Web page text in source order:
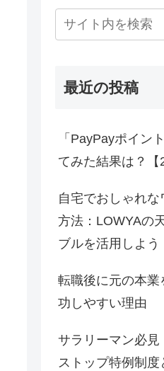
最近の投稿
「PayPayポイン
てみた結果は？【
自宅でおしゃれ
方法：LOWYAの
ブルを活用しよう
転職後に元の本
功しやすい理由
サラリーマン必
ストップ特例制度